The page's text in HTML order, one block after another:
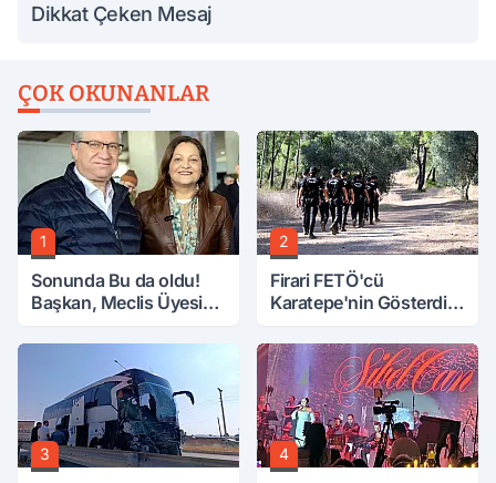
Dikkat Çeken Mesaj
ÇOK OKUNANLAR
1
Sonunda Bu da oldu!
Başkan, Meclis Üyesini
Attırdı
2
Firari FETÖ'cü
Karatepe'nin Gösterdiği
Aranıyor
3 4